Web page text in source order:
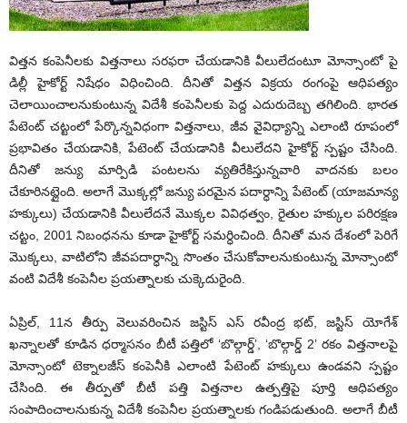
విత్తన కంపెనీలకు విత్తనాలు సరఫరా చేయడానికి వీలులేదంటూ మోన్సాంటో పై
డిల్లీ హైకోర్ట్‌ నిషేధం విధించింది. దీనితో విత్తన విక్రయ రంగంపై ఆధిపత్యం
చెలాయించాలనుకుంటున్న విదేశీ కంపెనీలకు పెద్ద ఎదురుదెబ్బ తగిలింది. భారత
పేటెంట్‌ చట్టంలో పేర్కొన్నవిధంగా విత్తనాలు, జీవ వైవిధ్యాన్ని ఎలాంటి రూపంలో
ప్రభావితం చేయడానికి, పేటెంట్‌ చేయడానికి వీలులేదని హైకోర్ట్‌ స్పష్టం చేసింది.
దీనితో జన్యు మార్పిడి పంటలను వ్యతిరేకిస్తున్నవారి వాదనకు బలం
చేకూరినట్లైంది. అలాగే మొక్కల్లో జన్యు పరమైన పదార్ధాన్ని పేటెంట్‌ (యాజమాన్య
హక్కులు) చేయడానికి వీలులేదనే మొక్కల వివిధత్వం, రైతుల హక్కుల పరిరక్షణ
చట్టం, 2001 నిబంధనను కూడా హైకోర్ట్‌ సమర్ధించింది. దీనితో మన దేశంలో పెరిగే
మొక్కలు, వాటిలోని జీవపదార్ధాన్ని సొంతం చేసుకోవాలనుకుంటున్న మోన్సాంటో
వంటి విదేశీ కంపెనీల ప్రయత్నాలకు చుక్కెదురైంది.
ఏప్రిల్‌, 11న తీర్పు వెలువరించిన జస్టిస్‌ ఎస్‌ రవీంద్ర భట్‌, జస్టిస్‌ యోగేశ్‌
ఖన్నాలతో కూడిన ధర్మాసనం బీటీ పత్తిలో ‘బొల్గార్డ్‌’, ‘బొల్గార్డ్‌ 2’ రకం విత్తనాలపై
మోన్సాంటో టెక్నాలజీస్‌ కంపెనీకి ఎలాంటి పేటెంట్‌ హక్కులు ఉండవని స్పష్టం
చేసింది. ఈ తీర్పుతో బీటీ పత్తి విత్తనాల ఉత్పత్తిపై పూర్తి ఆధిపత్యం
సంపాదించాలనుకున్న విదేశీ కంపెనీల ప్రయత్నాలకు గండిపడుతుంది. అలాగే బీటీ